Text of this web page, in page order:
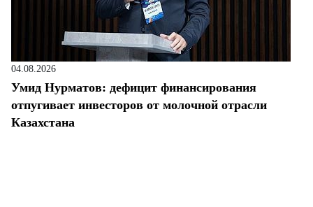
04.08.2026
Умид Нурматов: дефицит финансирования
отпугивает инвесторов от молочной отрасли
Казахстана